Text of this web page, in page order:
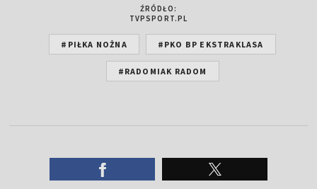
ŹRÓDŁO:
TVPSPORT.PL
#PIŁKA NOŻNA #PKO BP EKSTRAKLASA
#RADOMIAK RADOM